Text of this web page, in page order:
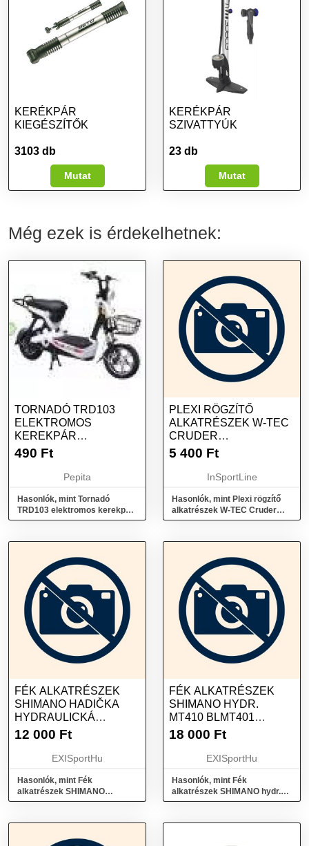
KERÉKPÁR
KIEGÉSZÍTŐK
3103 db
Mutat
KERÉKPÁR
SZIVATTYÚK
23 db
Mutat
Még ezek is érdekelhetnek:
TORNADÓ TRD103
ELEKTROMOS
KEREKPÁR
ALKATRÉSZEK
490 Ft
Pepita
Hasonlók, mint Tornadó
TRD103 elektromos kerekpár
alkatrészek
PLEXI RÖGZÍTŐ
ALKATRÉSZEK W-TEC
CRUDER
BUKÓSISAKHOZ
5 400 Ft
InSportLine
Hasonlók, mint Plexi rögzítő
alkatrészek W-TEC Cruder
bukósisakhoz
FÉK ALKATRÉSZEK
SHIMANO HADIČKA
HYDRAULICKÁ
1700MM M9120 8120
12 000 Ft
EXISportHu
Hasonlók, mint Fék
alkatrészek SHIMANO
Hadička hydraulická 1700mm
FÉK ALKATRÉSZEK
SHIMANO HYDR.
MT410 BLMT401
BRMT410 ZADNÁ PM
18 000 Ft
EXISportHu
Hasonlók, mint Fék
alkatrészek SHIMANO hydr.
MT410 BLMT401 BRMT410
B01S